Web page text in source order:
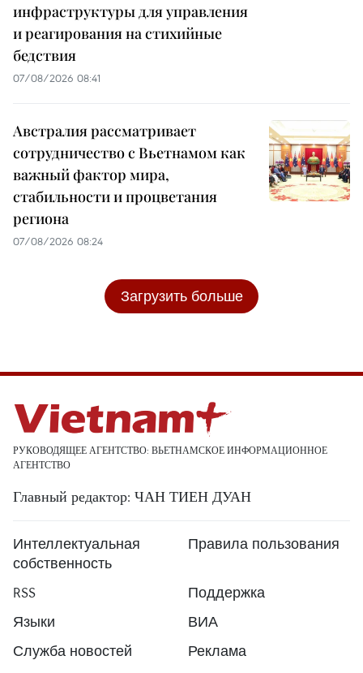
инфраструктуры для управления
и реагирования на стихийные
бедствия
07/08/2026 08:41
Австралия рассматривает
сотрудничество с Вьетнамом как
важный фактор мира,
стабильности и процветания
региона
07/08/2026 08:24
Загрузить больше
РУКОВОДЯЩЕЕ АГЕНТСТВО: ВЬЕТНАМСКОЕ ИНФОРМАЦИОННОЕ
АГЕНТСТВО
Главный редактор: ЧАН ТИЕН ДУАН
Интеллектуальная
собственность
Правила пользования
RSS
Поддержка
Языки
ВИА
Служба новостей
Реклама